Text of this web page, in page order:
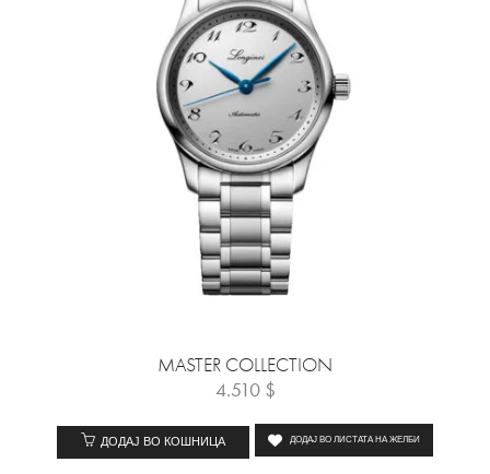
MASTER COLLECTION
4.510 $
ДОДАЈ ВО КОШНИЦА ДОДАЈ ВО ЛИСТАТА НА ЖЕЛБИ